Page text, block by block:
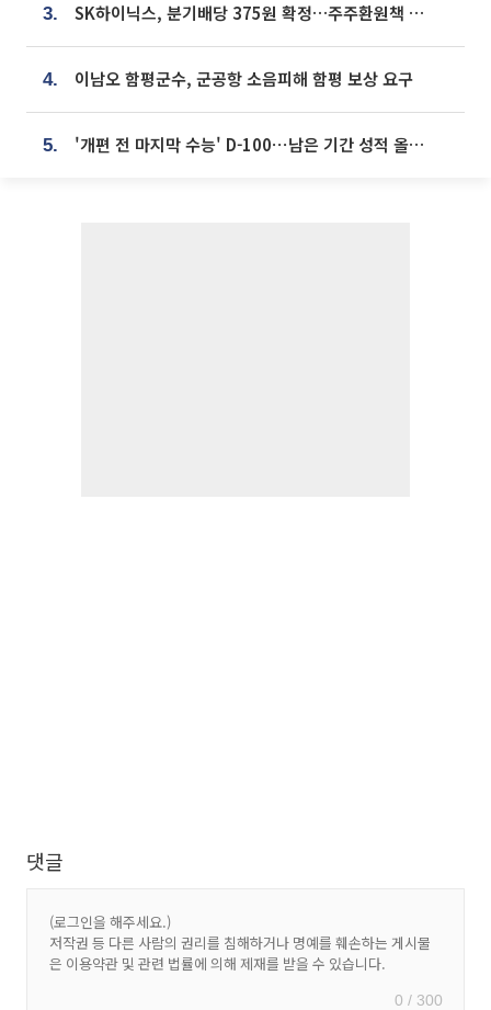
3. SK하이닉스, 분기배당 375원 확정…주주환원책 9월로 앞당겨 발표
4. 이남오 함평군수, 군공항 소음피해 함평 보상 요구
5. '개편 전 마지막 수능' D-100⋯남은 기간 성적 올릴 전략은
댓글
0 / 300